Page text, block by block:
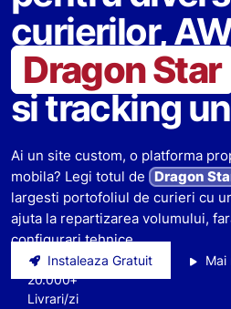
curierilor,
Dragon Star
si tracking
Ai un site custom, o platforma
mobila? Legi totul de
Dragon
largesti portofoliul de curieri cu
ajuta la repartizarea volumului,
configurari tehnice.
Instaleaza Gratuit
Mai
20.000+
Livrari/zi